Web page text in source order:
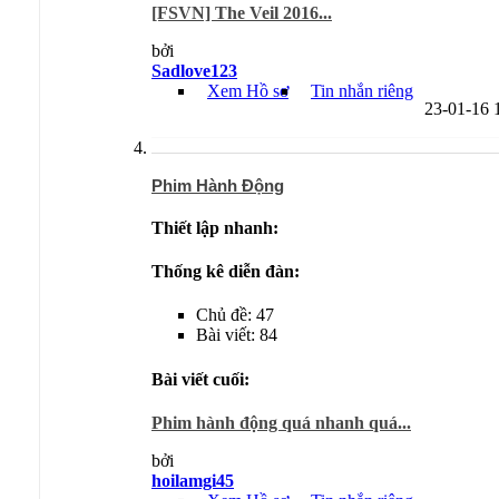
[FSVN] The Veil 2016...
bởi
Sadlove123
Xem Hồ sơ
Tin nhắn riêng
23-01-16
Phim Hành Động
Thiết lập nhanh:
Thống kê diễn đàn:
Chủ đề: 47
Bài viết: 84
Bài viết cuối:
Phim hành động quá nhanh quá...
bởi
hoilamgi45